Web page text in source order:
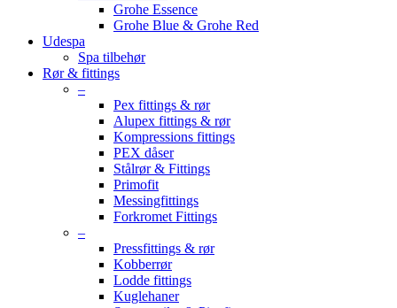
Grohe Essence
Grohe Blue & Grohe Red
Udespa
Spa tilbehør
Rør & fittings
–
Pex fittings & rør
Alupex fittings & rør
Kompressions fittings
PEX dåser
Stålrør & Fittings
Primofit
Messingfittings
Forkromet Fittings
–
Pressfittings & rør
Kobberrør
Lodde fittings
Kuglehaner